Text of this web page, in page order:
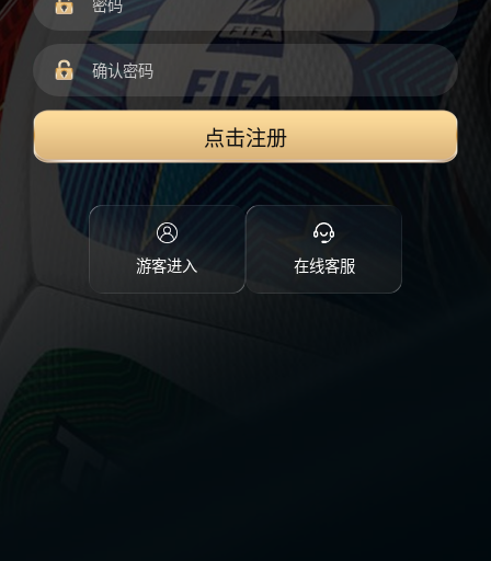
点击注册
游客进入 在线客服